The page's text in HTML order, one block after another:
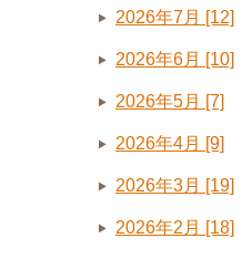
2026年7月 [12]
2026年6月 [10]
2026年5月 [7]
2026年4月 [9]
2026年3月 [19]
2026年2月 [18]